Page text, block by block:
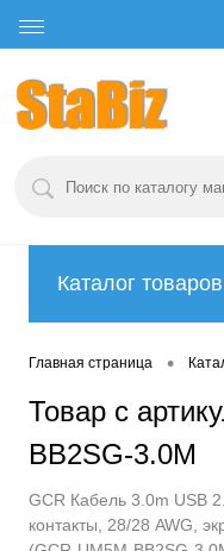
Каталог товаров
Главная страница •
Товар с
BB2SG-3.0M
GCR Кабель 3.0m USB
контакты, 28/28 AWG,